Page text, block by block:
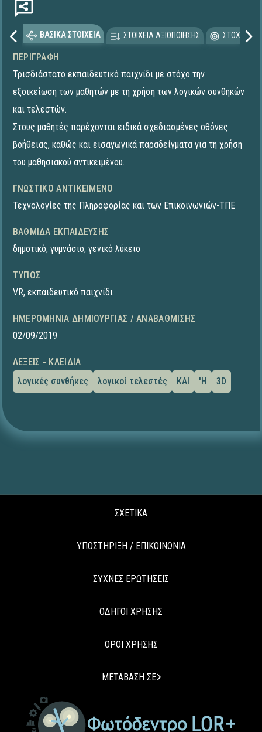
ΒΑΣΙΚΑ ΣΤΟΙΧΕΙΑ ΣΤΟΙΧΕΙΑ ΑΞΙΟΠΟΙΗΣΗΣ
ΠΕΡΙΓΡΑΦΉ
Τρισδιάστατο εκπαιδευτικό παιχνίδι με στόχο την
εξοικείωση των μαθητών με τη χρήση των λογικών συνθηκών
και τελεστών.
Στους μαθητές παρέχονται ειδικά σχεδιασμένες οθόνες
βοήθειας, καθώς και εισαγωγικά παραδείγματα για τη χρήση
του μαθησιακού αντικειμένου.
ΓΝΩΣΤΙΚΌ ΑΝΤΙΚΕΊΜΕΝΟ
Τεχνολογίες της Πληροφορίας και των Επικοινωνιών-ΤΠΕ
ΒΑΘΜΊΔΑ ΕΚΠΑΊΔΕΥΣΗΣ
δημοτικό, γυμνάσιο, γενικό λύκειο
ΤΎΠΟΣ
VR, εκπαιδευτικό παιχνίδι
ΗΜΕΡΟΜΗΝΊΑ ΔΗΜΙΟΥΡΓΊΑΣ / ΑΝΑΒΆΘΜΙΣΗΣ
02/09/2019
ΛΈΞΕΙΣ - ΚΛΕΙΔΙΆ
λογικές συνθήκες
λογικοί τελεστές ΚΑΙ 'Η 3D
ΣΧΕΤΙΚΑ
ΥΠΟΣΤΗΡΙΞΗ / ΕΠΙΚΟΙΝΩΝΙΑ
ΣΥΧΝΕΣ ΕΡΩΤΗΣΕΙΣ
ΟΔΗΓΟΙ ΧΡΗΣΗΣ
ΟΡΟΙ ΧΡΗΣΗΣ
ΜΕΤΑΒΑΣΗ ΣΕ